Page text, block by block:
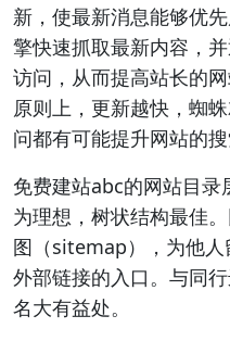
新，使最新消息能够优
擎快速抓取最新内容，
访问，从而提高站长的网
原则上，更新越快，蜘
问都有可能提升网站的搜
免费建站abc的网站目
为理想，树状结构最佳
图（sitemap），为他
外部链接的入口。与同
名大有益处。